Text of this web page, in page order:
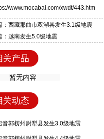
家电话：13323182312。
www.mocabai.com/xwdt/443.htm
：西藏那曲市双湖县发生3.1级地震
：越南发生5.0级地震
关产品
暂无内容
关动态
音郭楞州尉犁县发生3.0级地震